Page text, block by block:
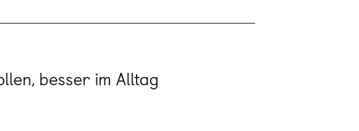
besser im Alltag